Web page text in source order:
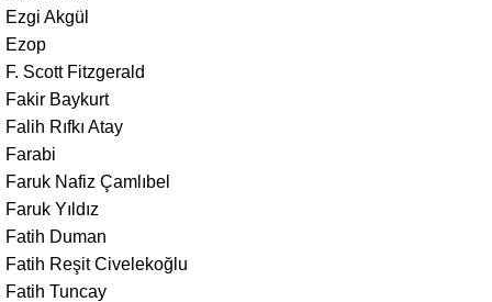
Ezgi Akgül
Ezop
F. Scott Fitzgerald
Fakir Baykurt
Falih Rıfkı Atay
Farabi
Faruk Nafiz Çamlıbel
Faruk Yıldız
Fatih Duman
Fatih Reşit Civelekoğlu
Fatih Tuncay